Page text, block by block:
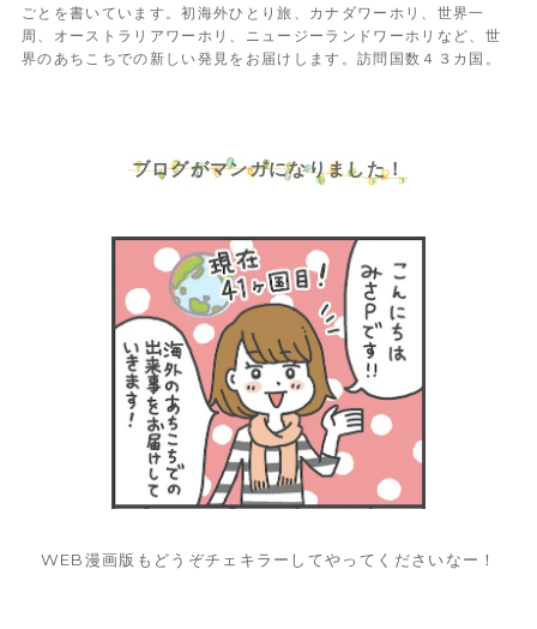
ごとを書いています。初海外ひとり旅、カナダワーホリ、世界一
周、オーストラリアワーホリ、ニュージーランドワーホリなど、世
界のあちこちでの新しい発見をお届けします。訪問国数４３カ国。
ブログがマンガになりました！
WEB漫画版もどうぞチェキラーしてやってくださいなー！